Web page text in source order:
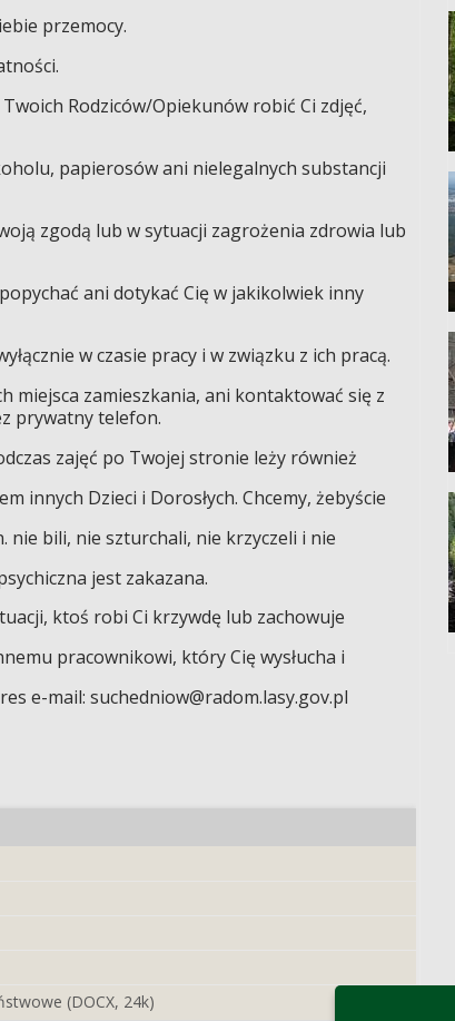
przemocy.
Rodziców/Opiekunów robić Ci zdjęć,
papierosów ani nielegalnych substancji
zgodą lub w sytuacji zagrożenia zdrowia lub
ani dotykać Cię w jakikolwiek inny
w czasie pracy i w związku z ich pracą.
miejsca zamieszkania, ani kontaktować się z
prywatny telefon.
zajęć po Twojej stronie leży również
innych Dzieci i Dorosłych. Chcemy, żebyście
nie bili, nie szturchali, nie krzyczeli i nie
jest zakazana.
ktoś robi Ci krzywdę lub zachowuje
pracownikowi, który Cię wysłucha i
e-mail: suchedniow@radom.lasy.gov.pl
(DOCX, 24k)